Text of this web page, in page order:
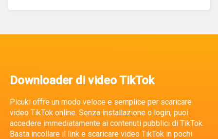
Downloader di video TikTok
Picuki offre un modo veloce e semplice per scaricare
video TikTok online. Senza installazione o login, puoi
accedere immediatamente ai contenuti pubblici di TikTok.
Basta incollare il link e scaricare video TikTok in pochi